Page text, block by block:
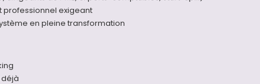
professionnel exigeant
en pleine transformation